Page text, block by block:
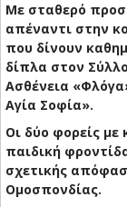
Με σταθερό
απέναντι στην
που δίνουν
δίπλα στον
Ασθένεια
Αγία Σοφία».
Οι δύο φορείς με
παιδική
σχετικής
Ομοσπονδίας.